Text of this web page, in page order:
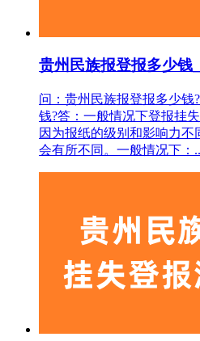
贵州民族报登报多少钱
问：贵州民族报登报多少钱
钱?答：一般情况下登报挂
因为报纸的级别和影响力
会有所不同。一般情况下：